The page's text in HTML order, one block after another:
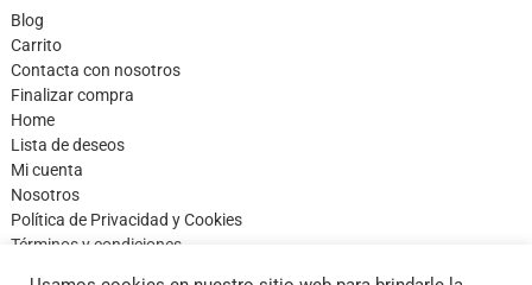
Blog
Carrito
Contacta con nosotros
Finalizar compra
Home
Lista de deseos
Mi cuenta
Nosotros
Política de Privacidad y Cookies
Términos y condiciones